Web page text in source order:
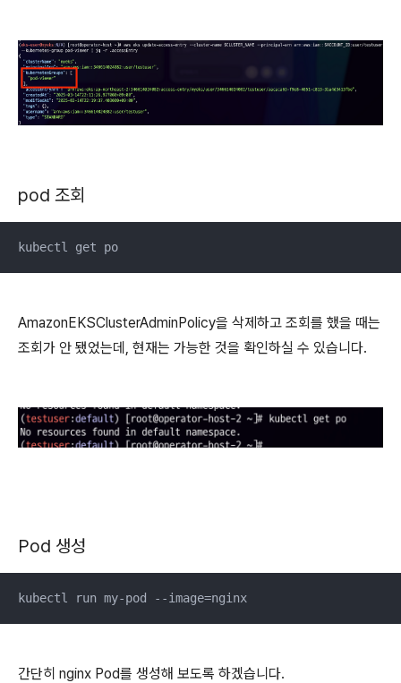
pod 조회
kubectl get po
AmazonEKSClusterAdminPolicy을 삭제하고 조회를 했을 때는
조회가 안 됐었는데, 현재는 가능한 것을 확인하실 수 있습니다.
Pod 생성
kubectl run my-pod --image=nginx
간단히 nginx Pod를 생성해 보도록 하겠습니다.